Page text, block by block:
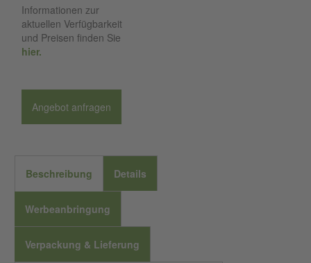
Informationen zur
aktuellen Verfügbarkeit
und Preisen finden Sie
hier.
Angebot anfragen
Beschreibung Details
Werbeanbringung
Verpackung & Lieferung